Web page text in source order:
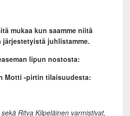
mukaa kun saamme niitä
juhlistamme.
lipun nostosta:
Motti -pirtin tilaisuudesta:
Ritva Kilpeläinen varmistivat,